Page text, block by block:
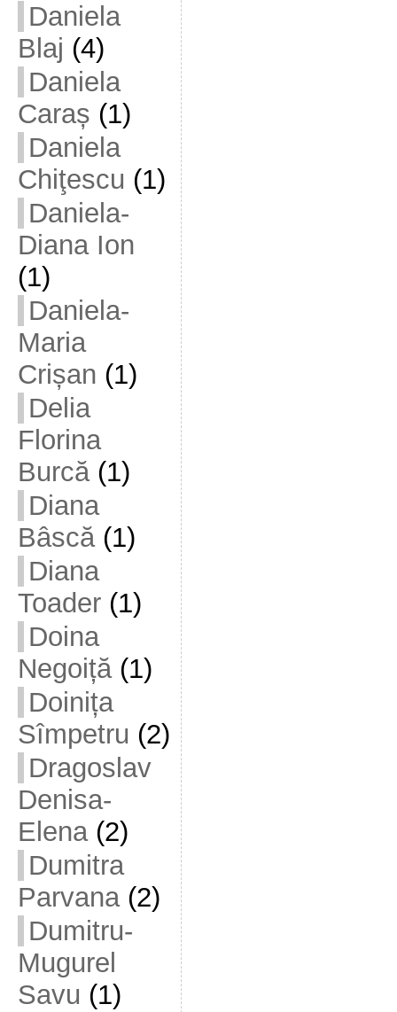
Daniela
Blaj (4)
Daniela
Caraș (1)
Daniela
Chiţescu (1)
Daniela-
Diana Ion
(1)
Daniela-
Maria
Crișan (1)
Delia
Florina
Burcă(1)
Diana
Bâscă(1)
Diana
Toader(1)
Doina
Negoiță(1)
Doinița
Sîmpetru (2)
Dragoslav
Denisa-
Elena(2)
Dumitra
Parvana(2)
Dumitru-
Mugurel
Savu (1)